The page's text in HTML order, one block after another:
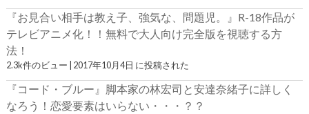
『お見合い相手は教え子、強気な、問題児。』R-18作品が
テレビアニメ化！！無料で大人向け完全版を視聴する方
法！
2.3k件のビュー 2017年10月4日 に投稿された
『コード・ブルー』脚本家の林宏司と安達奈緒子に詳しく
なろう！恋愛要素はいらない・・・？？